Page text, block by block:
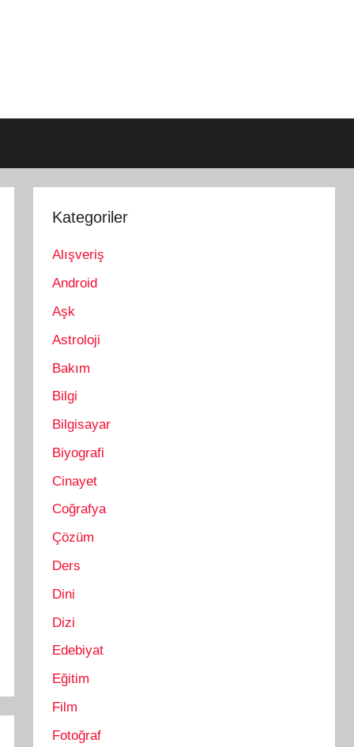
Kategoriler
Alışveriş
Android
Aşk
Astroloji
Bakım
Bilgi
Bilgisayar
Biyografi
Cinayet
Coğrafya
Çözüm
Ders
Dini
Dizi
Edebiyat
Eğitim
Film
Fotoğraf